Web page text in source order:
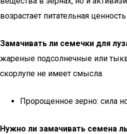
возрастает питательная
Замачивать ли семечки для
жареные подсолнечные или
скорлупе не имеет смысла.
Пророщенное зерно: сила
Нужно ли замачивать семена